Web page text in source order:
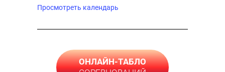
Просмотреть календарь
ОНЛАЙН-ТАБЛО